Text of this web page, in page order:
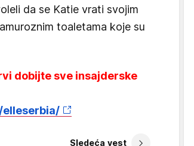
da se Katie vrati svojim
toaletama koje su
dobijte sve insajderske
Sledeća vest